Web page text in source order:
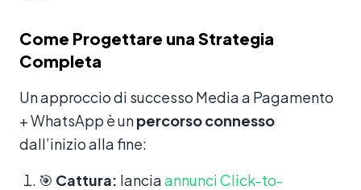
Come Progettare una Strategia
Completa
Un approccio di successo Media a Pagamento
+ WhatsApp è unpercorso connesso
dall’inizio alla fine:
🎯 Cattura: lanciaannunci Click-to-